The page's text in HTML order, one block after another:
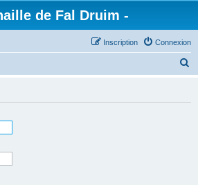
de Fal Druim -
Connexion
Inscription